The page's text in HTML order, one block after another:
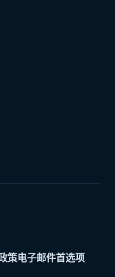
策电子邮件首选项